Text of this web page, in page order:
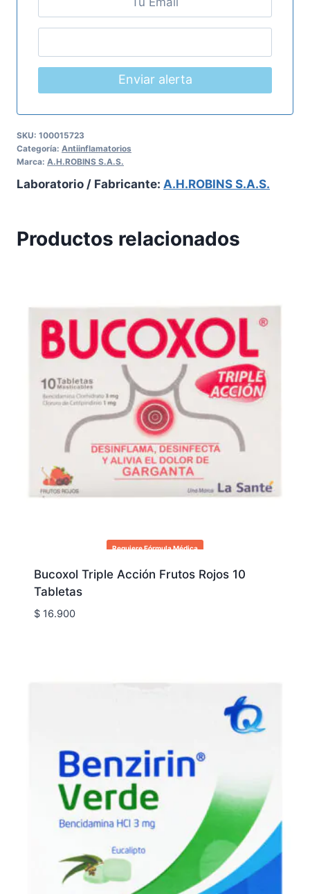
Enviar alerta
SKU: 100015723
Categoría: Antiinflamatorios
Marca: A.H.ROBINS S.A.S.
Laboratorio / Fabricante: A.H.ROBINS S.A.S.
Productos relacionados
Requiere Fórmula Médica
Bucoxol Triple Acción Frutos Rojos 10
Tabletas
$16.900